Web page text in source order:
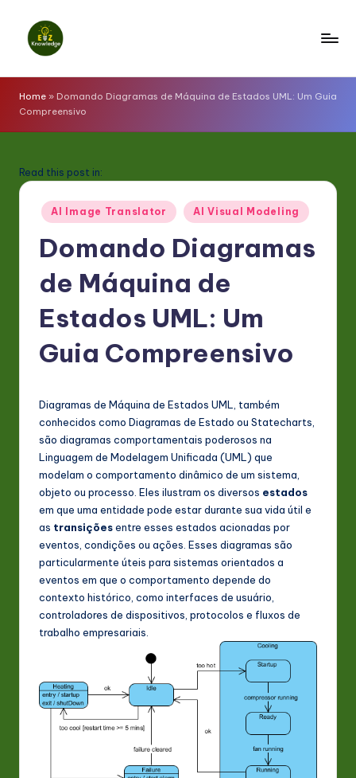
z
K
o
w
P
rt
L
Home » Domando Diagramas de Máquina de Estados UML: Um Guia
Compreensivo
Read this post in:
Posted
in
AI Image Translator AI Visual Modeling
Domando Diagramas
de Máquina de
Estados UML: Um
Guia Compreensivo
Diagramas de Máquina de Estados UML, também
conhecidos como Diagramas de Estado ou Statecharts,
são diagramas comportamentais poderosos na
Linguagem de Modelagem Unificada (UML) que
modelam o comportamento dinâmico de um sistema,
objeto ou processo. Eles ilustram os diversos estados
em que uma entidade pode estar durante sua vida útil e
as transiçõesentre esses estados acionadas por
eventos, condições ou ações. Esses diagramas são
particularmente úteis para sistemas orientados a
eventos em que o comportamento depende do
contexto histórico, como interfaces de usuário,
controladores de dispositivos, protocolos e fluxos de
trabalho empresariais.